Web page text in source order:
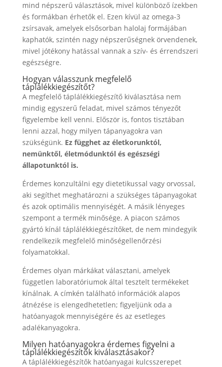
mind népszerű választások, mivel különböző ízekben
és formákban érhetők el. Ezen kívül az omega-3
zsírsavak, amelyek elsősorban halolaj formájában
kaphatók, szintén nagy népszerűségnek örvendenek,
mivel jótékony hatással vannak a szív- és érrendszeri
egészségre.
Hogyan válasszunk megfelelő
táplálékkiegészítőt?
A megfelelő táplálékkiegészítő kiválasztása nem
mindig egyszerű feladat, mivel számos tényezőt
figyelembe kell venni. Először is, fontos tisztában
lenni azzal, hogy milyen tápanyagokra van
szükségünk. Ez függhet az életkorunktól,
nemünktől, életmódunktól és egészségi
állapotunktól is.
Érdemes konzultálni egy dietetikussal vagy orvossal,
aki segíthet meghatározni a szükséges tápanyagokat
és azok optimális mennyiségét. A másik lényeges
szempont a termék minősége. A piacon számos
gyártó kínál táplálékkiegészítőket, de nem mindegyik
rendelkezik megfelelő minőségellenőrzési
folyamatokkal.
Érdemes olyan márkákat választani, amelyek
független laboratóriumok által tesztelt termékeket
kínálnak. A címkén található információk alapos
átnézése is elengedhetetlen; figyeljünk oda a
hatóanyagok mennyiségére és az esetleges
adalékanyagokra.
Milyen hatóanyagokra érdemes figyelni a
táplálékkiegészítők kiválasztásakor?
A táplálékkiegészítők hatóanyagai kulcsszerepet